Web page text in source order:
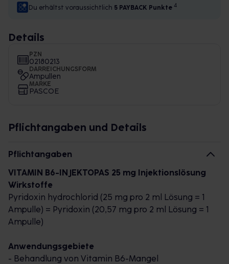
Du erhältst voraussichtlich 5 PAYBACK Punkte 4
Details
PZN
02180213
DARREICHUNGSFORM
Ampullen
MARKE
PASCOE
Pflichtangaben und Details
Pflichtangaben
VITAMIN B6-INJEKTOPAS 25 mg Injektionslösung
Wirkstoffe
Pyridoxin hydrochlorid (25 mg pro 2 ml Lösung = 1
Ampulle) = Pyridoxin (20,57 mg pro 2 ml Lösung = 1
Ampulle)
Anwendungsgebiete
- Behandlung von Vitamin B6-Mangel